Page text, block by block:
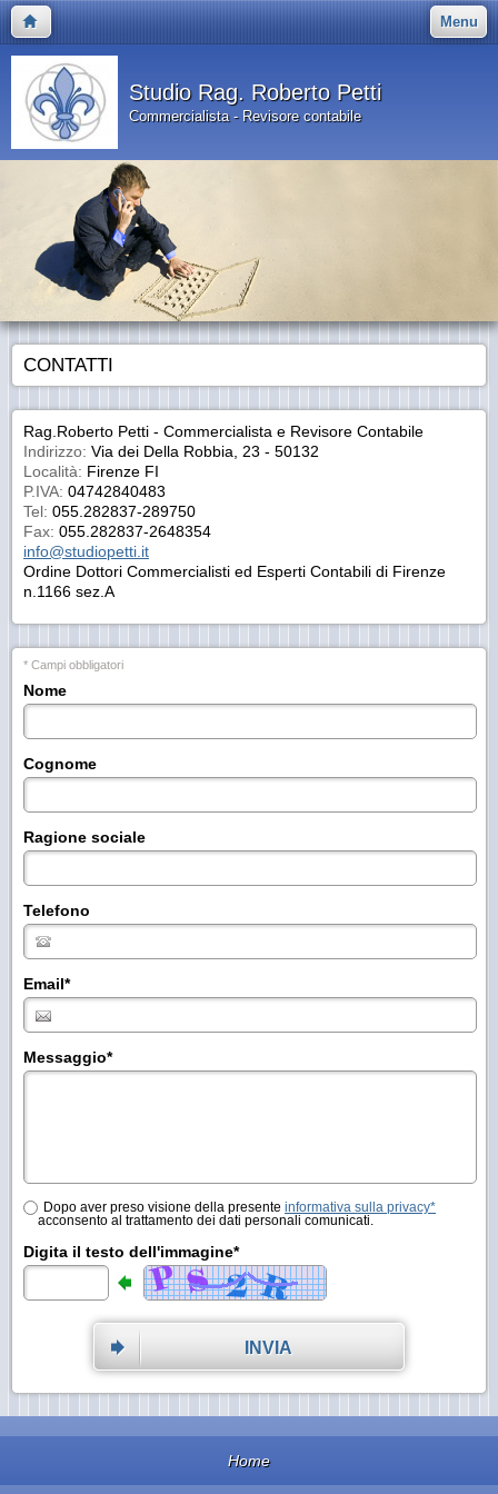
Menu
Studio Rag. Roberto Petti
Commercialista - Revisore contabile
CONTATTI
Rag.Roberto Petti - Commercialista e Revisore Contabile
Indirizzo: Via dei Della Robbia, 23 - 50132
Località: Firenze FI
P.IVA: 04742840483
Tel: 055.282837-289750
Fax: 055.282837-2648354
info@studiopetti.it
Ordine Dottori Commercialisti ed Esperti Contabili di Firenze
n.1166 sez.A
* Campi obbligatori
Nome
Cognome
Ragione sociale
Telefono
Email*
Messaggio*
Dopo aver preso visione della presente informativa sulla privacy*
acconsento al trattamento dei dati personali comunicati.
Digita il testo dell'immagine*
INVIA
Home